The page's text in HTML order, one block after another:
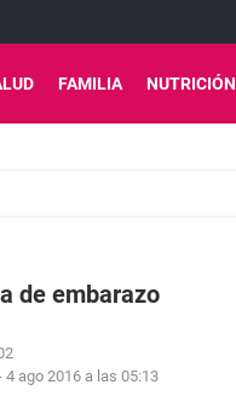
FAMILIA NUTRICIÓN
de embarazo
4 ago 2016 a las 05:13